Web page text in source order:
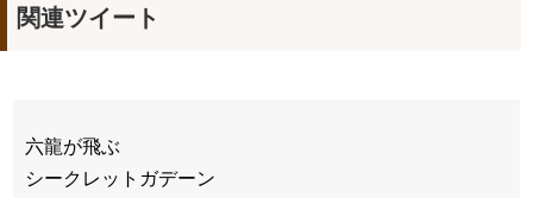
関連ツイート
六龍が飛ぶ
シークレットガデーン